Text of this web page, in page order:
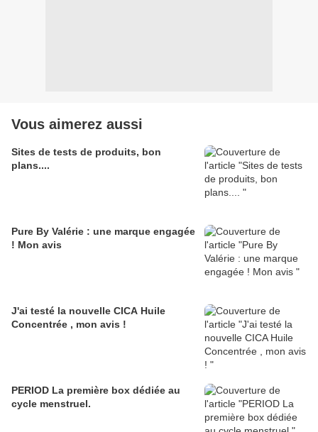
Vous aimerez aussi
Sites de tests de produits, bon
plans....
Pure By Valérie : une marque engagée
! Mon avis
J'ai testé la nouvelle CICA Huile
Concentrée , mon avis !
PERIOD La première box dédiée au
cycle menstruel.